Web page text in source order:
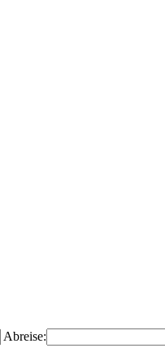
Abreise: